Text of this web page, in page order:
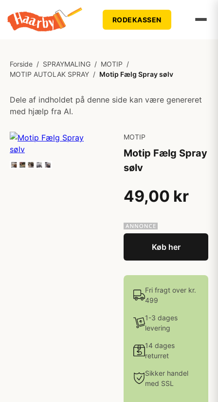
RODEKASSEN
Forside / SPRAYMALING / MOTIP /
MOTIP AUTOLAK SPRAY / Motip Fælg Spray sølv
Dele af indholdet på denne side kan være genereret
med hjælp fra AI.
MOTIP
Motip Fælg Spray
sølv
49,00 kr
Køb her
Fri fragt over kr.
499
1-3 dages
levering
14 dages
returret
Sikker handel
med SSL